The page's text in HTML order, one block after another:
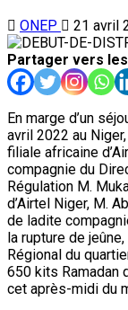
ONEP
21 avril
Partager vers
En marge d’un
avril 2022 au
filiale africaine
compagnie du
Régulation M.
d’Airtel Niger, M.
de ladite
la rupture de
Régional du
650 kits Ramadan
cet après-midi du